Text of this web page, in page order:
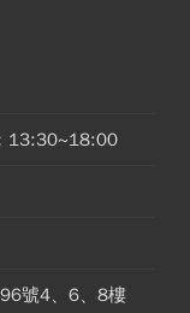
13:30~18:00
號4、6、8樓